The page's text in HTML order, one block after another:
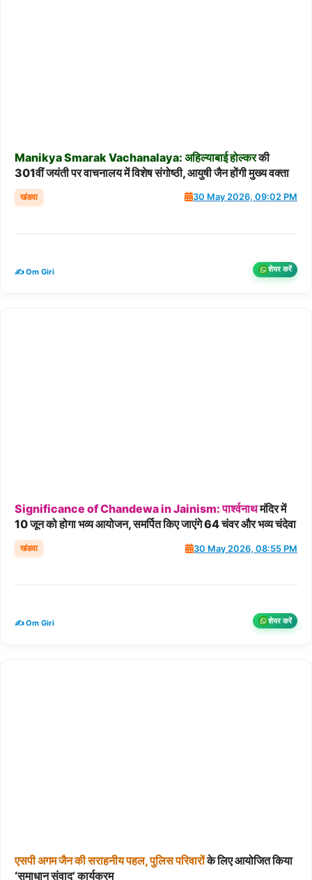
ManikyaSmarak Vachanalaya: अहिल्याबाईहोल्करकी
301वीं जयंती पर वाचनालय में विशेष संगोष्ठी, आयुषी जैन होंगी मुख्य वक्ता
खंडवा 30 May 2026, 09:02 PM
✍️ Om Giri शेयर करें
Significance ofChandewainJainism: पार्श्वनाथमंदिर में
10 जून को होगा भव्य आयोजन, समर्पित किए जाएंगे 64 चंवर और भव्य चंदेवा
खंडवा 30 May 2026, 08:55 PM
✍️ Om Giri शेयर करें
एसपीअगमजैनकीसराहनीयपहल,पुलिसपरिवारोंके लिए आयोजित किया
‘समाधान संवाद’ कार्यक्रम